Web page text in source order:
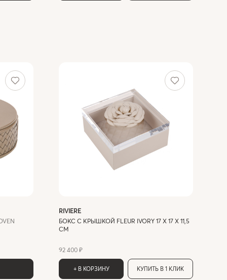
RIVIERE
БОКС С КРЫШКОЙ FLEUR IVORY 17 X 17 X 11,5
СМ
92 400 ₽
+ В КОРЗИНУ КУПИТЬ В 1 КЛИК